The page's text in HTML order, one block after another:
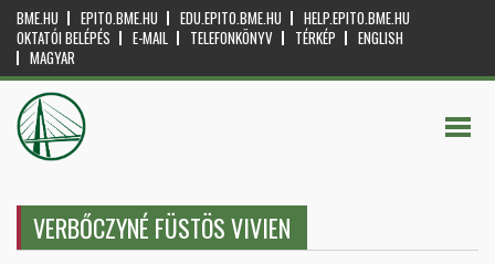
BME.HU EPITO.BME.HU EDU.EPITO.BME.HU
HELP.EPITO.BME.HU
OKTATÓI BELÉPÉS
E-MAIL TELEFONKÖNYV TÉRKÉP
ENGLISH
MAGYAR
VERBŐCZYNÉ FÜSTÖS VIVIEN